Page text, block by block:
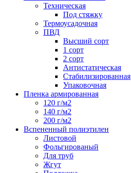
Техническая
Под стяжку
Термоусадочная
ПВД
Высший сорт
1 сорт
2 сорт
Антистатическая
Стабилизированная
Упаковочная
Пленка армированная
120 г/м2
140 г/м2
200 г/м2
Вспененный полиэтилен
Листовой
Фольгированый
Для труб
Жгут